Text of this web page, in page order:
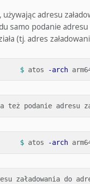
adresu
samo podanie
(tj. adres
$ atos -arch
$ atos -arch